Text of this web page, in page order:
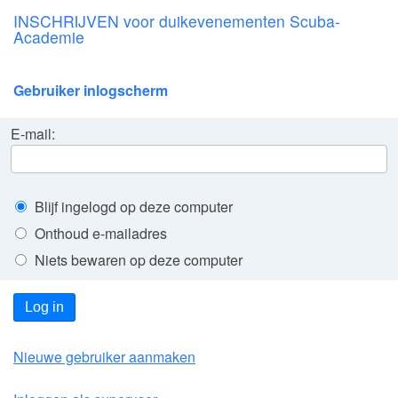
INSCHRIJVEN voor duikevenementen Scuba-
Academie
Gebruiker inlogscherm
E-mail:
Blijf ingelogd op deze computer
Onthoud e-mailadres
Niets bewaren op deze computer
Log in
Nieuwe gebruiker aanmaken